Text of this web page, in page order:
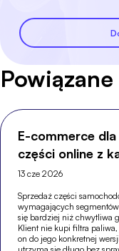
E-commerce
części online z
13 cze 2026
Sprzedaż części
wymagających
się bardziej niż chwytliwa
Klient nie kupi filtra
on do jego konkretnej